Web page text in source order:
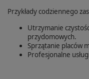
Przykłady codziennego
Utrzymanie
przydomowych.
Sprzątanie placów
Profesjonalne